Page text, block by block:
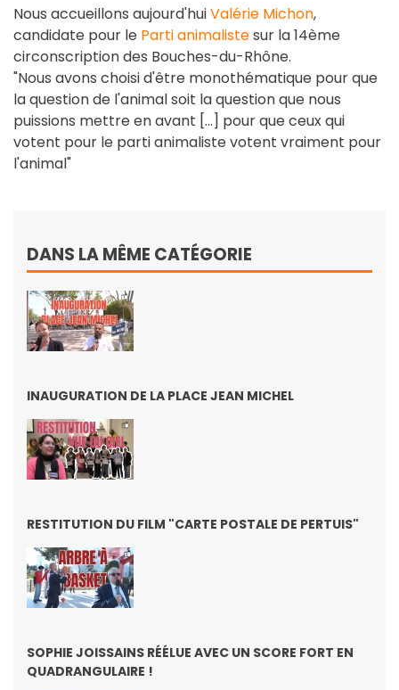
Nous accueillons aujourd'huiValérie Michon,
candidate pour le Parti animalistesur la 14ème
circonscription des Bouches-du-Rhône.
"Nous avons choisi d'être monothématique pour que
la question de l'animal soit la question que nous
puissions mettre en avant [...] pour que ceux qui
votent pour le parti animaliste votent vraiment pour
l'animal"
DANS LA MÊME CATÉGORIE
INAUGURATION DE LA PLACE JEAN MICHEL
RESTITUTION DU FILM "CARTE POSTALE DE PERTUIS"
SOPHIE JOISSAINS RÉÉLUE AVEC UN SCORE FORT EN
QUADRANGULAIRE !